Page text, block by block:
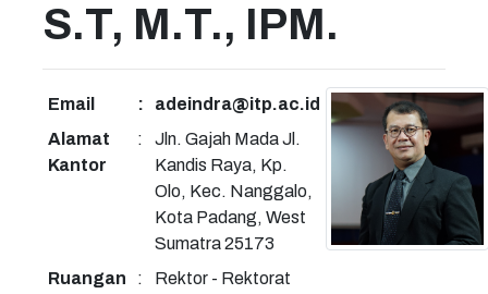
S.T, M.T., IPM.
Email :
adeindra@itp.ac.id
Alamat
Kantor
:
Jln. Gajah Mada Jl.
Kandis Raya, Kp.
Olo, Kec. Nanggalo,
Kota Padang, West
Sumatra 25173
Ruangan
:
Rektor - Rektorat